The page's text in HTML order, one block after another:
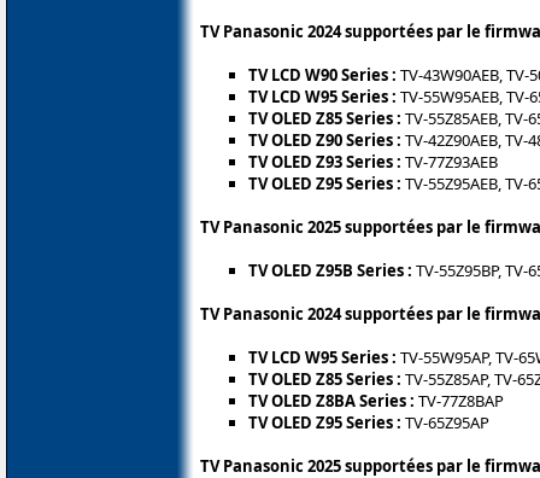
TV Panasonic 2024 supportées par le
TV LCD W90 Series : TV-43W90AEB, TV-
TV LCD W95 Series : TV-55W95AEB, TV-
TV OLED Z85 Series : TV-55Z85AEB, TV-
TV OLED Z90 Series : TV-42Z90AEB, TV-
TV OLED Z93 Series : TV-77Z93AEB
TV OLED Z95 Series : TV-55Z95AEB, TV-
TV Panasonic 2025 supportées par le
TV OLED Z95B Series : TV-55Z95BP, TV-
TV Panasonic 2024 supportées par le
TV LCD W95 Series : TV-55W95AP, TV-
TV OLED Z85 Series : TV-55Z85AP, TV-
TV OLED Z8BA Series : TV-77Z8BAP
TV OLED Z95 Series : TV-65Z95AP
TV Panasonic 2025 supportées par le